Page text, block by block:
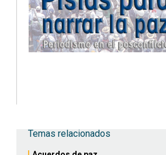
Temas relacionados